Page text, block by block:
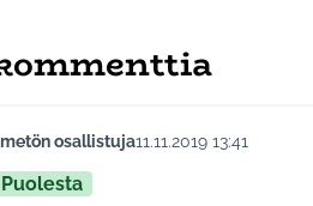
169
osallistuja11.11.2019 13:41
Puolesta